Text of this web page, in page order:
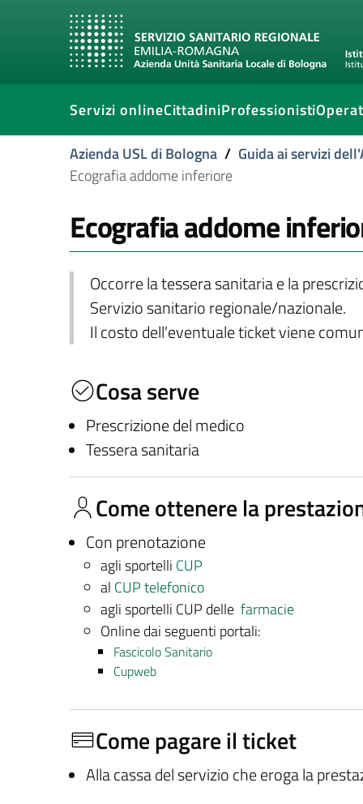
Servizi onlineCittadiniProfessionisti
Azienda USL di Bologna / Guida ai servizi
Ecografia addome inferiore
Ecografia addome
Occorre la tessera sanitaria e la
Servizio sanitario regionale/nazionale.
Il costo dell'eventuale ticket viene
Cosa serve
Prescrizione del medico
Tessera sanitaria
Come ottenere la
Con prenotazione
agli sportelli CUP
al CUP telefonico
agli sportelli CUP delle farmacie
Online dai seguenti portali:
Fascicolo Sanitario
Cupweb
Come pagare il ticket
Alla cassa del servizio che eroga la